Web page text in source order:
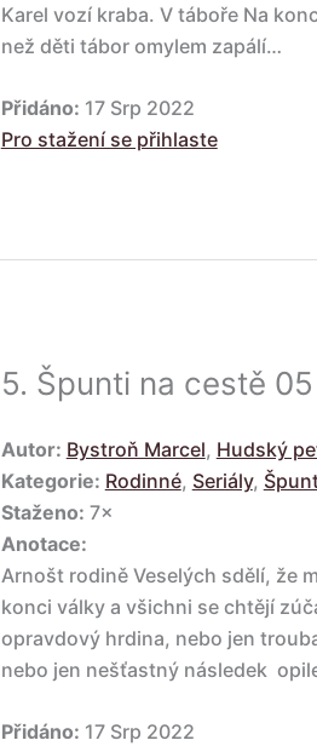
Karel vozí kraba. V táboře Na
než děti tábor omylem zapálí…
Přidáno: 17 Srp 2022
Pro stažení se přihlaste
5. Špunti na cestě
Autor: Bystroň Marcel, Hudský
Kategorie: Rodinné, Seriály,
Staženo: 7×
Anotace:
Arnošt rodině Veselých sdělí, že
konci války a všichni se chtějí
opravdový hrdina, nebo jen
nebo jen nešťastný následek
Přidáno: 17 Srp 2022